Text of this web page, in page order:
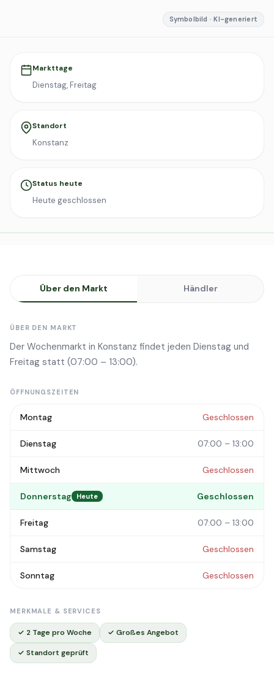
Symbolbild · KI-generiert
Markttage
Dienstag, Freitag
Standort
Konstanz
Status heute
Heute geschlossen
Über den Markt Händler
ÜBER DEN MARKT
Der Wochenmarkt in Konstanz findet jeden Dienstag und
Freitag statt (07:00 – 13:00).
ÖFFNUNGSZEITEN
Montag Geschlossen
Dienstag 07:00 – 13:00
Mittwoch Geschlossen
Donnerstag Heute Geschlossen
Freitag 07:00 – 13:00
Samstag Geschlossen
Sonntag Geschlossen
MERKMALE & SERVICES
✓ 2 Tage pro Woche ✓ Großes Angebot
✓ Standort geprüft